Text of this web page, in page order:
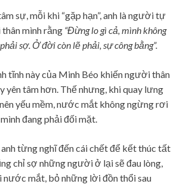
sự, mỗi khi “gặp hạn”, anh là người tự
mình rằng “Đừng lo gì cả, mình không
sợ. Ở đời còn lẽ phải, sự công bằng”.
tĩnh này của Minh Béo khiến người thân
yên tâm hơn. Thế nhưng, khi quay lưng
yếu mềm, nước mắt không ngừng rơi
đang phải đối mặt.
từng nghĩ đến cái chết để kết thúc tất
chỉ sợ những người ở lại sẽ đau lòng,
nước mắt, bỏ những lời đồn thổi sau